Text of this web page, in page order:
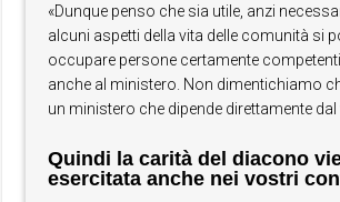
«Dunque penso che sia utile, anzi
alcuni aspetti della vita delle comunità si
occupare persone certamente
anche al ministero. Non dimentichiamo
un ministero che dipende direttamente dal
Quindi la carità del diacono
esercitata anche nei vostri